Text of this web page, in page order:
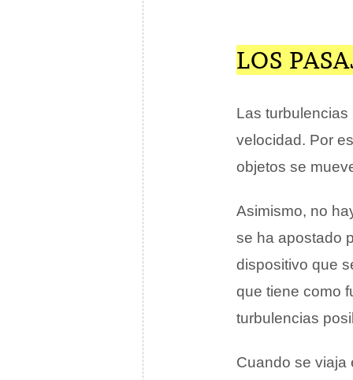
LOS
Las
velocidad. Por
objetos se
Asimismo, no
se ha apostado
dispositivo que
que tiene como
turbulencias
Cuando se viaja